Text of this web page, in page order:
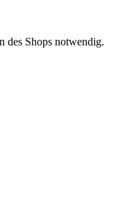
des Shops notwendig.